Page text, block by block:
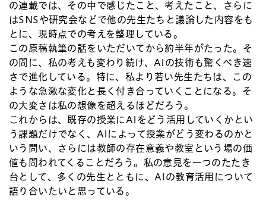
の連載では、その中で感じたこと、考えたこと、さらに
はSNSや研究会などで他の先生たちと議論した内容をも
とに、現時点での考えを整理している。
この原稿執筆の話をいただいてから約半年がたった。そ
の間に、私の考えも変わり続け、AIの技術も驚くべき速
さで進化している。特に、私より若い先生たちは、この
ような急激な変化と長く付き合っていくことになる。そ
の大変さは私の想像を超えるほどだろう。
これからは、既存の授業にAIをどう活用していくかとい
う課題だけでなく、AIによって授業がどう変わるのかと
いう問い、さらには教師の存在意義や教室という場の価
値も問われてくることだろう。私の意見を一つのたたき
台として、多くの先生とともに、AIの教育活用について
語り合いたいと思っている。